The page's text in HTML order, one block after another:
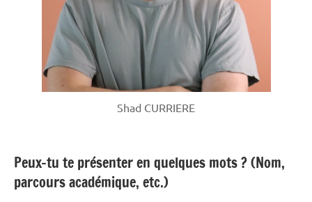
Shad CURRIERE
Peux-tu te présenter en quelques mots ? (Nom,
parcours académique, etc.)